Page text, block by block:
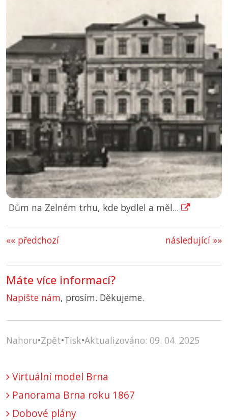
Dům na Zelném trhu, kde bydlel a měl...
«« předchozí následující »»
Máte více informací?
Napište nám, prosím. Děkujeme.
Nahoru•Zpět•Tisk•Aktualizováno: 09. 04. 2025
Virtuální model Brna
Panorama Brna roku 1867
Dobové plány